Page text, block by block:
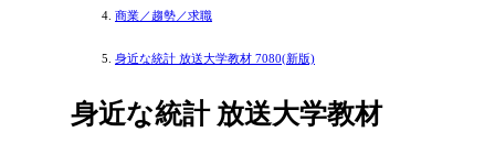
商業／趨勢／求職
身近な統計 放送大学教材 7080(新版)
身近な統計 放送大学教材